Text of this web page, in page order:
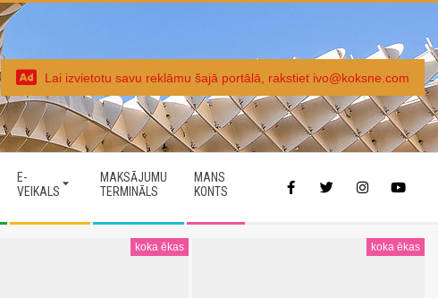
Lai izvietotu savu reklāmu šajā portālā, rakstiet ivo@koksne.com
E-
VEIKALS
MAKSĀJUMU
TERMINĀLS
MANS
KONTS
koka ēkas koka ēkas